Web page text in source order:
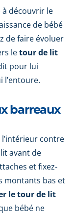
découvrir le
de bébé
de faire évoluer
letour de lit
pour lui
barreaux
contre
avant de
et fixez-
montants bas et
le tour de lit
bébé ne